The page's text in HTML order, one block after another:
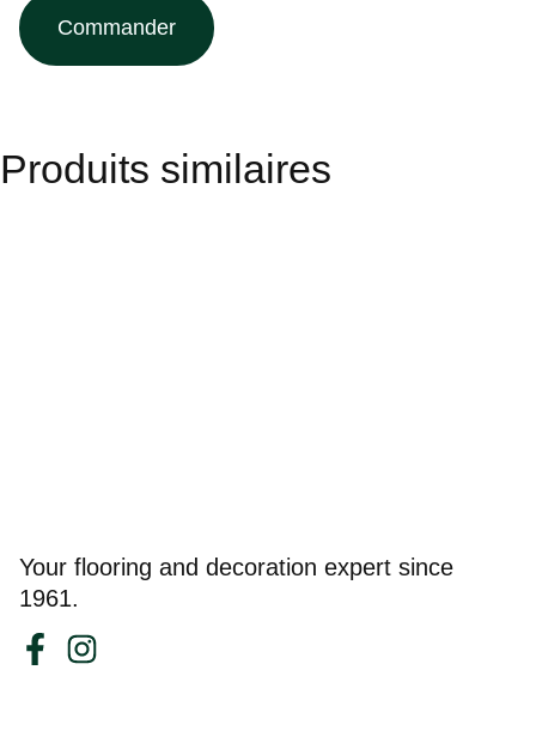
Commander
Produits similaires
Your flooring and decoration expert since
1961.